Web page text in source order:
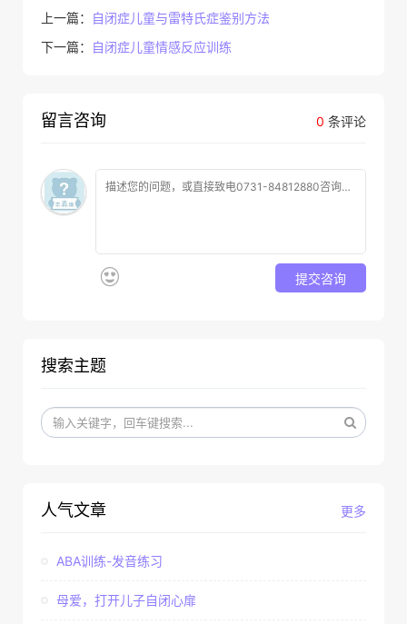
上一篇：
自闭症儿童与雷特氏症鉴别方法
下一篇：
自闭症儿童情感反应训练
0 条评论
留言咨询
提交咨询
搜索主题
更多
人气文章
ABA训练-发音练习
母爱，打开儿子自闭心扉